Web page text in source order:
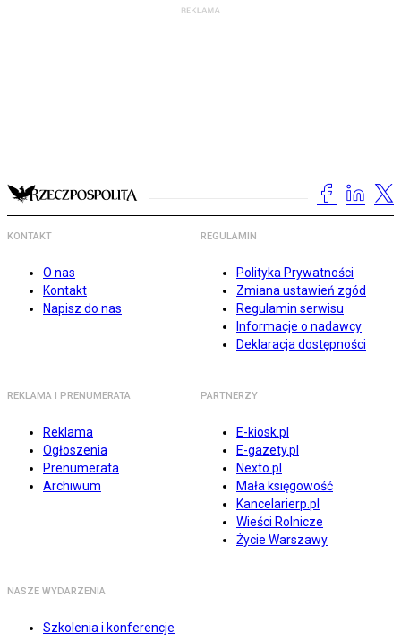
KONTAKT
O nas
Kontakt
Napisz do nas
REGULAMIN
Polityka Prywatności
Zmiana ustawień zgód
Regulamin serwisu
Informacje o nadawcy
Deklaracja dostępności
REKLAMA I PRENUMERATA
Reklama
Ogłoszenia
Prenumerata
Archiwum
PARTNERZY
E-kiosk.pl
E-gazety.pl
Nexto.pl
Mała księgowość
Kancelarierp.pl
Wieści Rolnicze
Życie Warszawy
NASZE WYDARZENIA
Szkolenia i konferencje